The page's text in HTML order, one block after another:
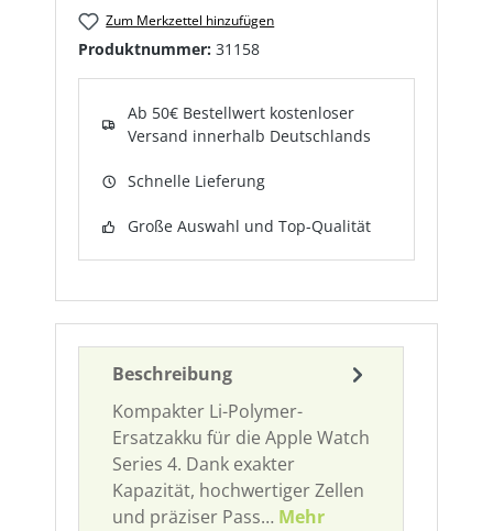
Zum Merkzettel hinzufügen
Produktnummer: 31158
Ab 50€ Bestellwert kostenloser
Versand innerhalb Deutschlands
Schnelle Lieferung
Große Auswahl und Top-Qualität
Beschreibung
Kompakter Li-Polymer-
Ersatzakku für die Apple Watch
Series 4. Dank exakter
Kapazität, hochwertiger Zellen
und präziser Pass… Mehr